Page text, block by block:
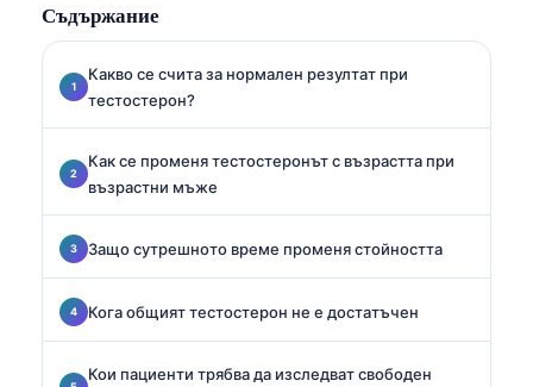
Съдържание
Какво се счита за нормален резултат при
тестостерон?
Как се променя тестостеронът с възрастта при
възрастни мъже
Защо сутрешното време променя стойността
Кога общият тестостерон не е достатъчен
Кои пациенти трябва да изследват свободен